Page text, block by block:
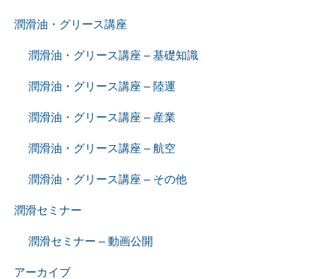
潤滑油・グリース講座
潤滑油・グリース講座 – 基礎知識
潤滑油・グリース講座 – 陸運
潤滑油・グリース講座 – 産業
潤滑油・グリース講座 – 航空
潤滑油・グリース講座 – その他
潤滑セミナー
潤滑セミナー – 動画公開
アーカイブ